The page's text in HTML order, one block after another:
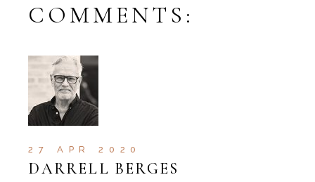
COMMENTS:
27 APR 2020
DARRELL BERGES